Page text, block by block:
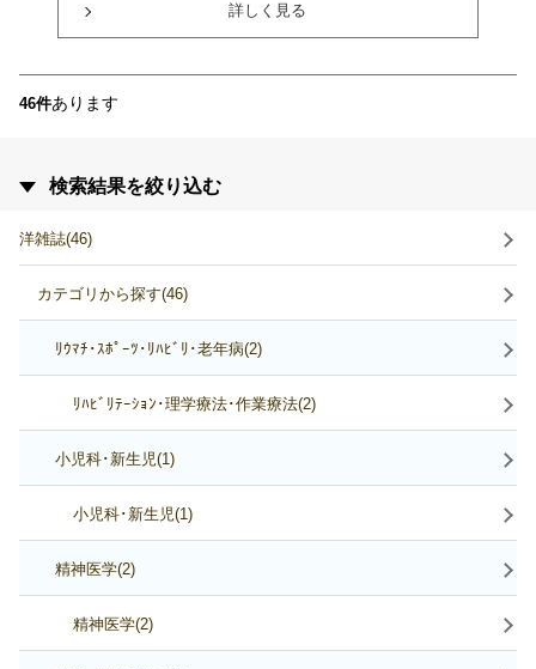
詳しく見る
46件あります
検索結果を絞り込む
洋雑誌(46)
カテゴリから探す(46)
ﾘｳﾏﾁ･ｽﾎﾟｰﾂ･ﾘﾊﾋﾞﾘ･老年病(2)
ﾘﾊﾋﾞﾘﾃｰｼｮﾝ･理学療法･作業療法(2)
小児科･新生児(1)
小児科･新生児(1)
精神医学(2)
精神医学(2)